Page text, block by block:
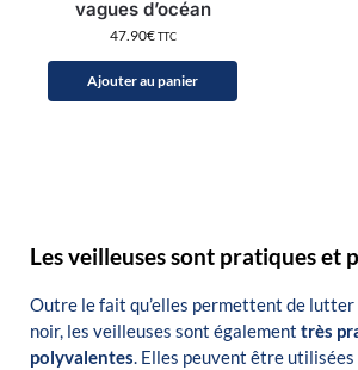
vagues d’océan
47.90€ TTC
Ajouter au panier
Les veilleuses sont pratiques et
Outre le fait qu’elles permettent de lutter
noir, les veilleuses sont également très
polyvalentes. Elles peuvent être